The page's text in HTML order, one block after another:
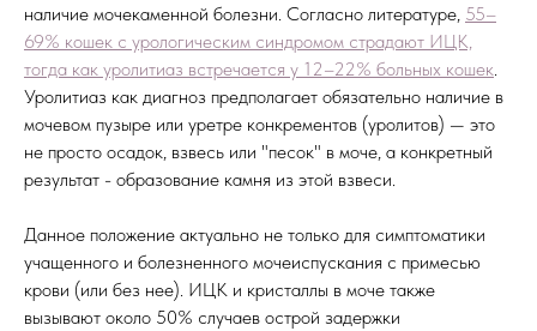
наличие мочекаменной болезни. Согласно литературе, 55–
69% кошек с урологическим синдромом страдают ИЦК,
тогда как уролитиаз встречается у 12–22% больных кошек
Уролитиаз как диагноз предполагает обязательно наличие в
мочевом пузыре или уретре конкрементов (уролитов) — это
не просто осадок, взвесь или "песок" в моче, а конкретный
результат - образование камня из этой взвеси.
Данное положение актуально не только для симптоматики
учащенного и болезненного мочеиспускания с примесью
крови (или без нее). ИЦК и кристаллы в моче также
вызывают около 50% случаев острой задержки